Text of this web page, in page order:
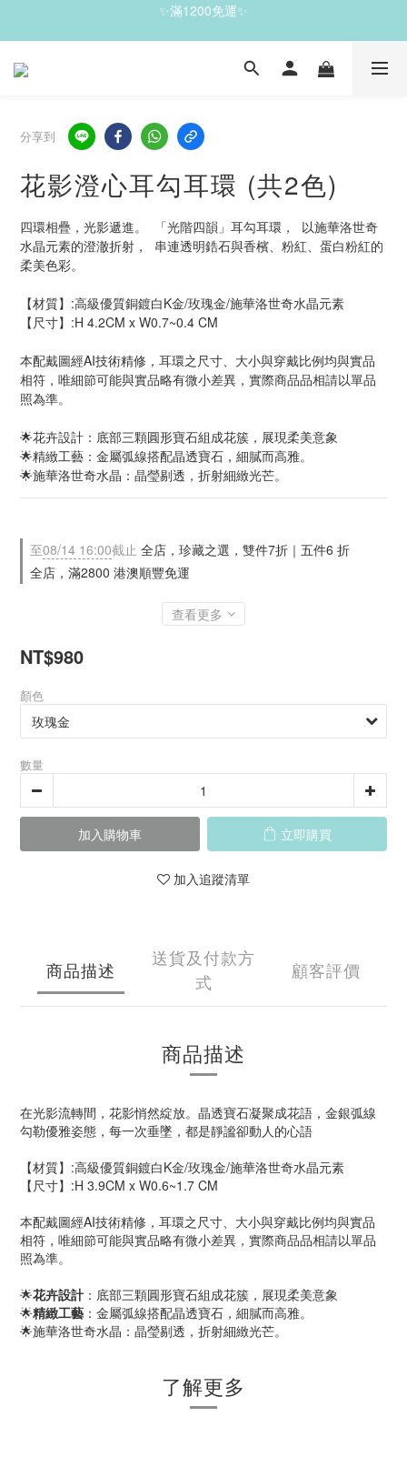
✨滿1200免運✨
✨珍藏之選，雙件7折｜五件6 折✨
✨滿1200免運✨
分享到
花影澄心耳勾耳環 (共2色)
四環相疊，光影遞進。  「光階四韻」耳勾耳環，  以施華洛世奇
水晶元素的澄澈折射，  串連透明鋯石與香檳、粉紅、蛋白粉紅的
柔美色彩。
【材質】:高級優質銅鍍白K金/玫瑰金/施華洛世奇水晶元素
【尺寸】:H 4.2CM x W0.7~0.4 CM
本配戴圖經AI技術精修，耳環之尺寸、大小與穿戴比例均與實品
相符，唯細節可能與實品略有微小差異，實際商品品相請以單品
照為準。
🌟花卉設計：底部三顆圓形寶石組成花簇，展現柔美意象
🌟精緻工藝：金屬弧線搭配晶透寶石，細膩而高雅。
🌟施華洛世奇水晶：晶瑩剔透，折射細緻光芒。
至08/14 16:00截止 全店，珍藏之選，雙件7折｜五件6 折
全店，滿2800 港澳順豐免運
查看更多
NT$980
顏色
數量
加入購物車 立即購買
加入追蹤清單
商品描述
送貨及付款方
式
顧客評價
商品描述
在光影流轉間，花影悄然綻放。晶透寶石凝聚成花語，金銀弧線
勾勒優雅姿態，每一次垂墜，都是靜謐卻動人的心語
【材質】:高級優質銅鍍白K金/玫瑰金/施華洛世奇水晶元素
【尺寸】:H 3.9CM x W0.6~1.7 CM
本配戴圖經AI技術精修，耳環之尺寸、大小與穿戴比例均與實品
相符，唯細節可能與實品略有微小差異，實際商品品相請以單品
照為準。
🌟花卉設計 ：底部三顆圓形寶石組成花簇，展現柔美意象
🌟精緻工藝 ：金屬弧線搭配晶透寶石，細膩而高雅。
🌟施華洛世奇水晶：晶瑩剔透，折射細緻光芒。
了解更多